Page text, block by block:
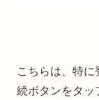
こちらは、特
続ボタンをタッ